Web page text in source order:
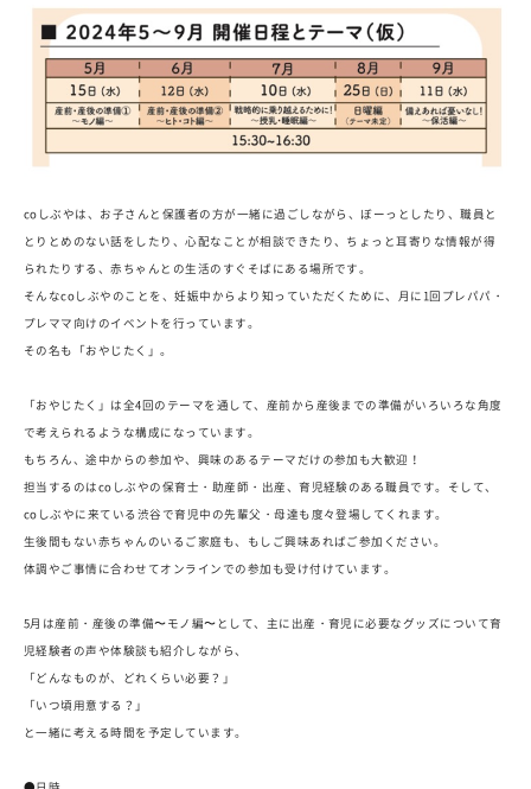
coしぶやは、お子さんと保護者の方が一緒に過ごしながら、ぼーっとしたり、職員と
とりとめのない話をしたり、心配なことが相談できたり、ちょっと耳寄りな情報が得
られたりする、赤ちゃんとの生活のすぐそばにある場所です。
そんなcoしぶやのことを、妊娠中からより知っていただくために、月に1回プレパパ・
プレママ向けのイベントを行っています。
その名も「おやじたく」。
「おやじたく」は全4回のテーマを通して、産前から産後までの準備がいろいろな角度
で考えられるような構成になっています。
もちろん、途中からの参加や、興味のあるテーマだけの参加も大歓迎！
担当するのはcoしぶやの保育士・助産師・出産、育児経験のある職員です。そして、
coしぶやに来ている渋谷で育児中の先輩父・母達も度々登場してくれます。
生後間もない赤ちゃんのいるご家庭も、もしご興味あればご参加ください。
体調やご事情に合わせてオンラインでの参加も受け付けています。
5月は産前・産後の準備〜モノ編〜として、主に出産・育児に必要なグッズについて育
児経験者の声や体験談も紹介しながら、
「どんなものが、どれくらい必要？」
「いつ頃用意する？」
と一緒に考える時間を予定しています。